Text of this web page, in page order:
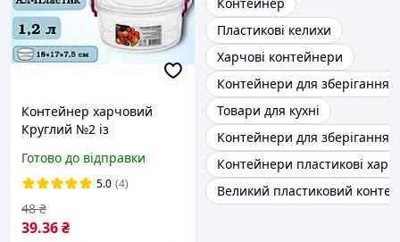
Контейнер харчовий
Круглий №2 із
1,2 л
Готово до відправки
5.0 (4)
39.36₴
48 ₴
Пластикові келихи
Харчові контейнери
Контейнери для зберігання
Товари для кухні
Контейнери для зберігання
Контейнери пластикові
Великий пластиковий